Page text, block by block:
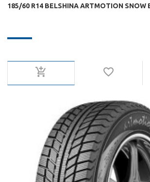
185/60 R14 BELSHINA ARTMOTION SNOW